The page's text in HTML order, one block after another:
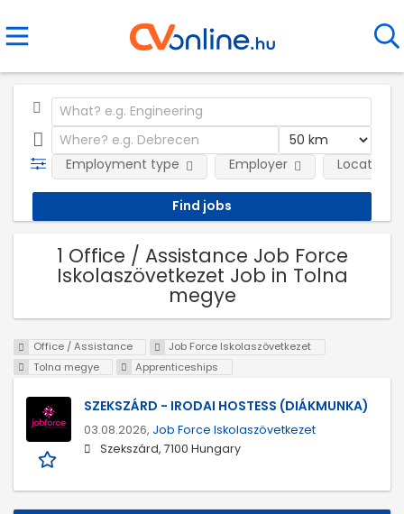
Employment type Employer Location
1 Office / Assistance Job Force
Iskolaszövetkezet Job in Tolna
megye
Office / Assistance
Job Force Iskolaszövetkezet
Tolna megye
Apprenticeships
SZEKSZÁRD - IRODAI HOSTESS (DIÁKMUNKA)
03.08.2026, Job Force Iskolaszövetkezet
Szekszárd, 7100 Hungary